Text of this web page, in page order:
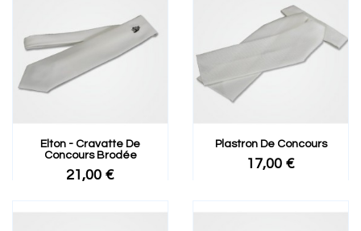
Elton - Cravatte De
Concours Brodée
21,00 €
Plastron De Concours
17,00 €